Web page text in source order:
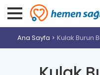
Ana Sayfa Kulak Burun